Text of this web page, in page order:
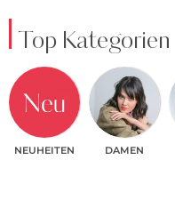
Top Kategorien
NEUHEITEN DAMEN